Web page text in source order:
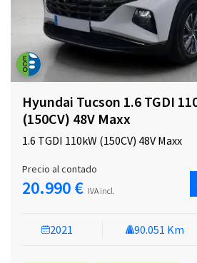
Hyundai Tucson 1.6 TGDI
(150CV) 48V Maxx
1.6 TGDI 110kW (150CV) 48V Maxx
2021 90.051 Km
Precio al contado
20.990 € IVA incl.